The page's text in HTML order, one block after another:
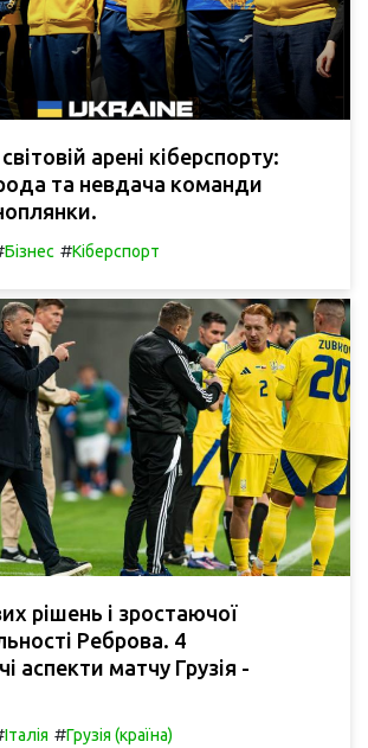
арені кіберспорту:
та невдача команди
Бізнес #Кіберспорт
рішень і зростаючої
Реброва. 4
аспекти матчу Грузія -
Італія #Грузія (країна)